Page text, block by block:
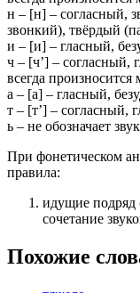
н – [н] – согласный,
звонкий), твёрдый
и – [и] – гласный,
ч – [ч’] – согласный,
всегда произносится
а – [а] – гласный,
т – [т’] – согласный,
ь – не обозначает
При фонетическом
правила:
идущие подряд
сочетание
Похожие